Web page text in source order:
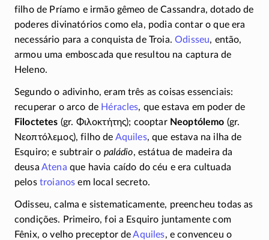
filho de Príamo e irmão gêmeo de Cassandra, dotado de
poderes divinatórios como ela, podia contar o que era
necessário para a conquista de Troia.Odisseu, então,
armou uma emboscada que resultou na captura de
Heleno.
Segundo o adivinho, eram três as coisas essenciais:
recuperar o arco de Héracles, que estava em poder de
Filoctetes (gr. Φιλοκτήτης); cooptar Neoptólemo (gr.
Νεοπτόλεμος), filho de Aquiles, que estava na ilha de
Esquiro; e subtrair o paládio, estátua de madeira da
deusa Atena que havia caído do céu e era cultuada
pelos troianos em local secreto.
Odisseu, calma e sistematicamente, preencheu todas as
condições. Primeiro, foi a Esquiro juntamente com
Fênix, o velho preceptor deAquiles, e convenceu o